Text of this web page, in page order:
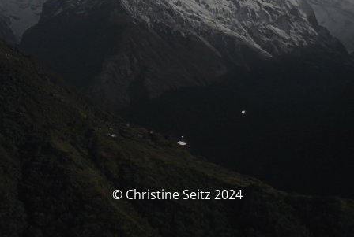
© Christine Seitz 2024